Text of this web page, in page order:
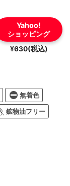
Yahoo!
ショッピング
¥630(税込)
無着色
鉱物油フリー